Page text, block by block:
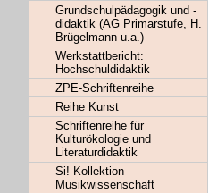
Grundschulpädagogik und -
didaktik (AG Primarstufe, H.
Brügelmann u.a.)
Werkstattbericht:
Hochschuldidaktik
ZPE-Schriftenreihe
Reihe Kunst
Schriftenreihe für
Kulturökologie und
Literaturdidaktik
Si! Kollektion
Musikwissenschaft